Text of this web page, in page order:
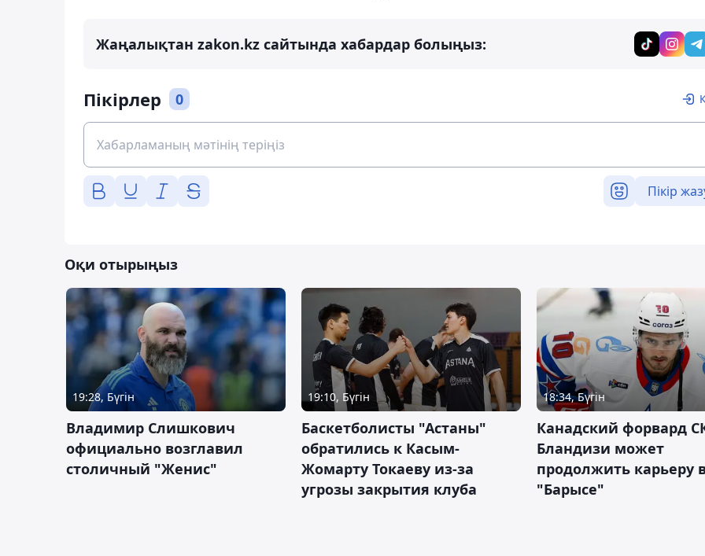
Жаңалықтан zakon.kz сайтында хабардар болыңыз:
Пікірлер 0
Пікір
Оқи отырыңыз
19:28, Бүгін
Владимир Слишкович
официально возглавил
столичный "Женис"
19:10, Бүгін
Баскетболисты "Астаны"
обратились к Касым-
Жомарту Токаеву из-за
угрозы закрытия клуба
18:34, Бүгін
Канадский форвард
Бландизи может
продолжить карьеру
"Барысе"